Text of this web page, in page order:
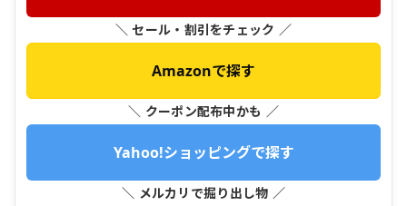
＼ セール・割引をチェック ／
Amazonで探す
＼ クーポン配布中かも ／
Yahoo!ショッピングで探す
＼ メルカリで掘り出し物 ／